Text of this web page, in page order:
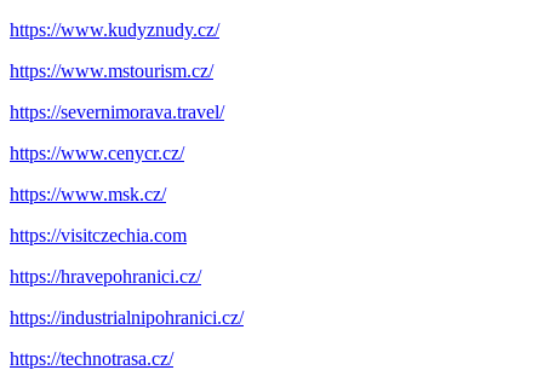
https://www.kudyznudy.cz/
https://www.mstourism.cz/
https://severnimorava.travel/
https://www.cenycr.cz/
https://www.msk.cz/
https://visitczechia.com
https://hravepohranici.cz/
https://industrialnipohranici.cz/
https://technotrasa.cz/